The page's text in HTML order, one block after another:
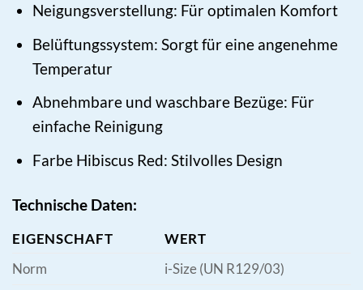
Neigungsverstellung: Für optimalen Komfort
Belüftungssystem: Sorgt für eine angenehme
Temperatur
Abnehmbare und waschbare Bezüge: Für
einfache Reinigung
Farbe Hibiscus Red: Stilvolles Design
Technische Daten:
EIGENSCHAFT
WERT
Norm
i-Size (UN R129/03)